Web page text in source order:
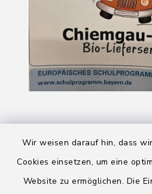
Wir weisen darauf hin, dass
Cookies einsetzen, um eine
Website zu ermöglichen. Die